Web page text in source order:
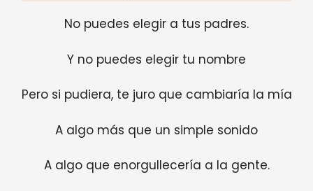
No puedes elegir a tus padres.
Y no puedes elegir tu nombre
Pero si pudiera, te juro que cambiaría la mía
A algo más que un simple sonido
A algo que enorgullecería a la gente.